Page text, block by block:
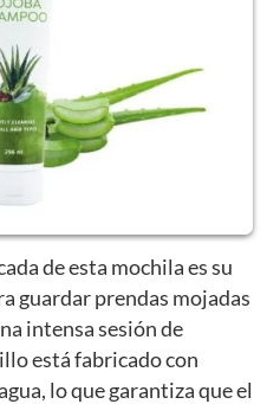
de esta mochila es su
guardar prendas mojadas
intensa sesión de
está fabricado con
lo que garantiza que el